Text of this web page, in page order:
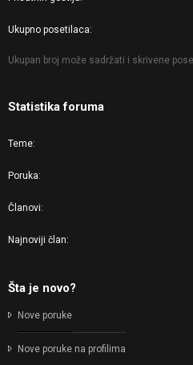
Ukupno posetilaca
Ukupan broj može sadržati i skrivene
Statistika foruma
Teme
Poruka
Članovi
Najnoviji član
Šta je novo?
Nove poruke
Nove poruke na profilima